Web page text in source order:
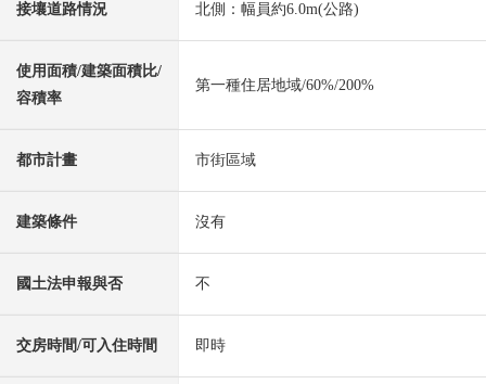
接壤道路情況 北側：幅員約6.0m(公路)
使用面積/建築面積比/
容積率
第一種住居地域/60%/200%
都市計畫 市街區域
建築條件 沒有
國土法申報與否 不
交房時間/可入住時間 即時